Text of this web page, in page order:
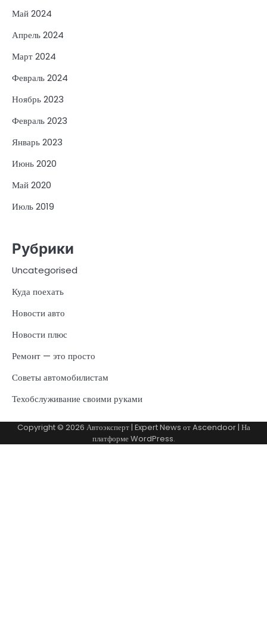
Май 2024
Апрель 2024
Март 2024
Февраль 2024
Ноябрь 2023
Февраль 2023
Январь 2023
Июнь 2020
Май 2020
Июль 2019
Рубрики
Uncategorised
Куда поехать
Новости авто
Новости плюс
Ремонт — это просто
Советы автомобилистам
Техобслуживание своими руками
Copyright © 2026 Автоэксперт| Expert News отAscendoor| На
платформеWordPress.